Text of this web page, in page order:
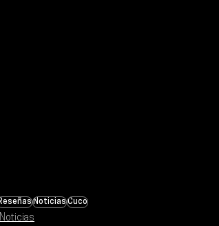
NoticiasCuco
Noticias